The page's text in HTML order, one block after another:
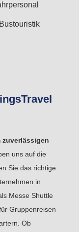
Travel
zuverlässigen
uns auf die
Sie das richtige
in
Messe Shuttle
Gruppenreisen
Ob